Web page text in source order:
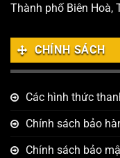
Thành phố Biên Hoà,
CHÍNH SÁCH
Các hình thức
Chính sách bảo
Chính sách bảo